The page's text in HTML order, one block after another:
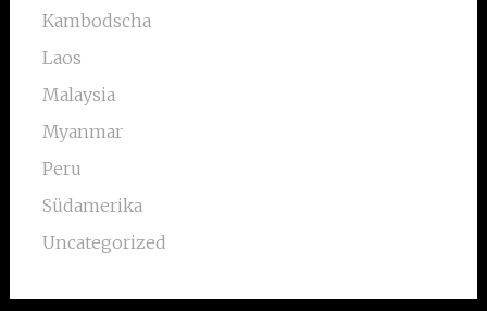
Kambodscha
Laos
Malaysia
Myanmar
Peru
Südamerika
Uncategorized